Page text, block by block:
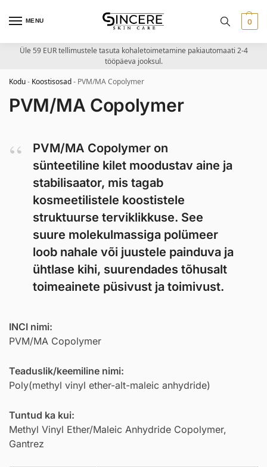
MENU 0
Üle 59 EUR tellimustele tasuta kohaletoimetamine pakiautomaati 2-4
tööpäeva jooksul.
Kodu- Koostisosad- PVM/MA Copolymer
PVM/MA Copolymer
PVM/MA Copolymer on
sünteetiline kilet moodustav aine ja
stabilisaator, mis tagab
kosmeetilistele koostistele
struktuurse terviklikkuse. See
suure molekulmassiga polümeer
loob nahale või juustele painduva ja
ühtlase kihi, suurendades tõhusalt
toimeainete püsivust ja toimivust.
INCI nimi:
PVM/MA Copolymer
Teaduslik/keemiline nimi:
Poly(methyl vinyl ether-alt-maleic anhydride)
Tuntud ka kui:
Methyl Vinyl Ether/Maleic Anhydride Copolymer,
Gantrez